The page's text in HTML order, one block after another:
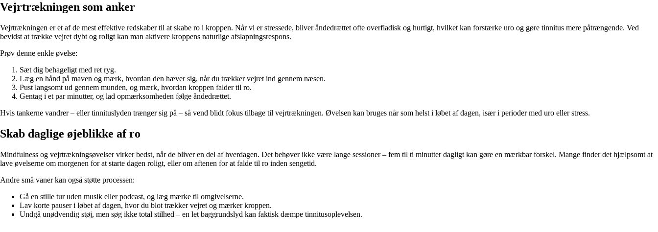
Vejrtrækningen som anker
Vejrtrækningen er et af de mest effektive redskaber til at skabe ro i kroppen. Når vi er stressede, bliver åndedrættet ofte overfladisk og hurtigt, hvilket kan forstærke uro og gøre tinnitus mere påtrængende. Ved
bevidst at trække vejret dybt og roligt kan man aktivere kroppens naturlige afslapningsrespons.
Prøv denne enkle øvelse:
Sæt dig behageligt med ret ryg.
Læg en hånd på maven og mærk, hvordan den hæver sig, når du trækker vejret ind gennem næsen.
Pust langsomt ud gennem munden, og mærk, hvordan kroppen falder til ro.
Gentag i et par minutter, og lad opmærksomheden følge åndedrættet.
Hvis tankerne vandrer – eller tinnituslyden trænger sig på – så vend blidt fokus tilbage til vejrtrækningen. Øvelsen kan bruges når som helst i løbet af dagen, især i perioder med uro eller stress.
Skab daglige øjeblikke af ro
Mindfulness og vejrtrækningsøvelser virker bedst, når de bliver en del af hverdagen. Det behøver ikke være lange sessioner – fem til ti minutter dagligt kan gøre en mærkbar forskel. Mange finder det hjælpsomt at
lave øvelserne om morgenen for at starte dagen roligt, eller om aftenen for at falde til ro inden sengetid.
Andre små vaner kan også støtte processen:
Gå en stille tur uden musik eller podcast, og læg mærke til omgivelserne.
Lav korte pauser i løbet af dagen, hvor du blot trækker vejret og mærker kroppen.
Undgå unødvendig støj, men søg ikke total stilhed – en let baggrundslyd kan faktisk dæmpe tinnitusoplevelsen.